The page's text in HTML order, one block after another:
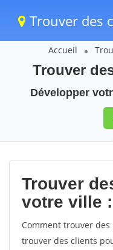
Trouver des
Accueil
Trouver
Développer
Trouver
votre ville
Comment trouver des
trouver des clients